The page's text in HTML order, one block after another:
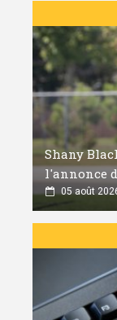
Shany
l'annonce
05 août